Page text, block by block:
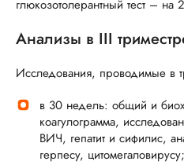
глюкозотолерантный тест – на
Анализы в III
Исследования, проводимые в
в 30 недель: общий и
коагулограмма,
ВИЧ, гепатит и сифилис,
герпесу, цитомегаловирусу;